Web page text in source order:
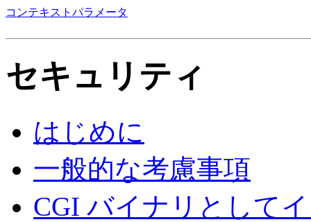
コンテキストパラメータ
セキュリティ
はじめに
一般的な考慮事項
CGI バイナリとして